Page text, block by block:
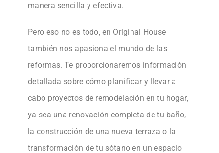
manera sencilla y efectiva.
Pero eso no es todo, en Original House
también nos apasiona el mundo de las
reformas. Te proporcionaremos información
detallada sobre cómo planificar y llevar a
cabo proyectos de remodelación en tu hogar,
ya sea una renovación completa de tu baño,
la construcción de una nueva terraza o la
transformación de tu sótano en un espacio